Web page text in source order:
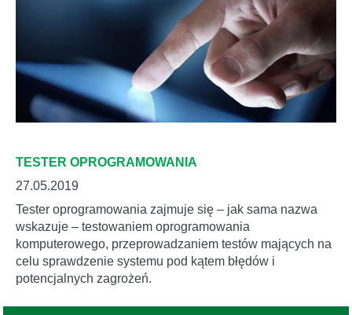
TESTER OPROGRAMOWANIA
27.05.2019
Tester oprogramowania zajmuje się – jak sama nazwa
wskazuje – testowaniem oprogramowania
komputerowego, przeprowadzaniem testów mających na
celu sprawdzenie systemu pod kątem błędów i
potencjalnych zagrożeń.